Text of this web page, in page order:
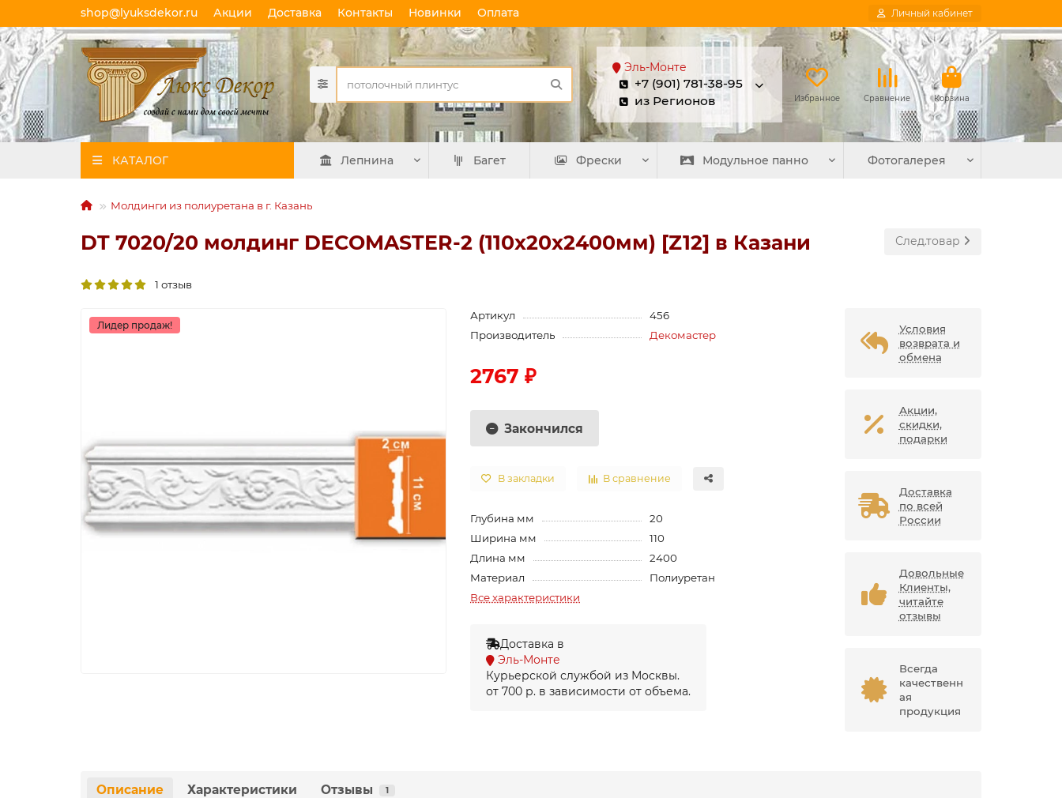
shop@lyuksdekor.ru Акции Доставка Контакты Новинки Оплата Личный кабинет
Эль-Монте
+7 (901) 781-38-95
из Регионов
Избранное Сравнение Корзина
КАТАЛОГ Лепнина Багет Фрески Модульное панно Фотогалерея
Молдинги из полиуретана в г. Казань
След.товар
DT 7020/20 молдинг DECOMASTER-2 (110х20x2400мм) [Z12] в Казани
1 отзыв
Лидер продаж!
Артикул
456
Производитель
Декомастер
2767 ₽
Закончился
В закладки В сравнение
Глубина мм
20
Ширина мм
110
Длина мм
2400
Материал
Полиуретан
Все характеристики
Доставка в
Эль-Монте
Курьерской службой из Москвы.
от 700 р. в зависимости от объема.
Условия
возврата и
обмена
Акции,
скидки,
подарки
Доставка
по всей
России
Довольные
Клиенты,
читайте
отзывы
Всегда
качественн
ая
продукция
Описание Характеристики Отзывы 1